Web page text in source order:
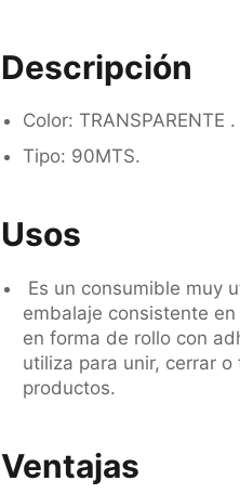
Descripción
Color: TRANSPARENTE .
Tipo: 90MTS.
Usos
Es un consumible muy
embalaje consistente
en forma de rollo con
utiliza para unir, cerrar
productos.
Ventajas